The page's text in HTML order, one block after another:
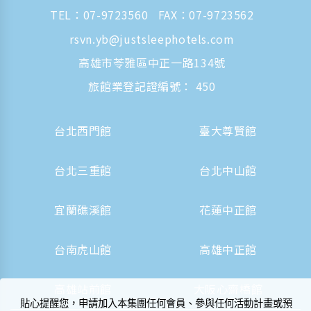
TEL： 07-9723560
FAX：07-9723562
rsvn.yb@justsleephotels.com
高雄市苓雅區中正一路134號
旅館業登記證編號： 450
台北西門館 臺大尊賢館
台北三重館 台北中山館
宜蘭礁溪館 花蓮中正館
台南虎山館 高雄中正館
貼心提醒您，申請加入本集團任何會員、參與任何活動計畫或預